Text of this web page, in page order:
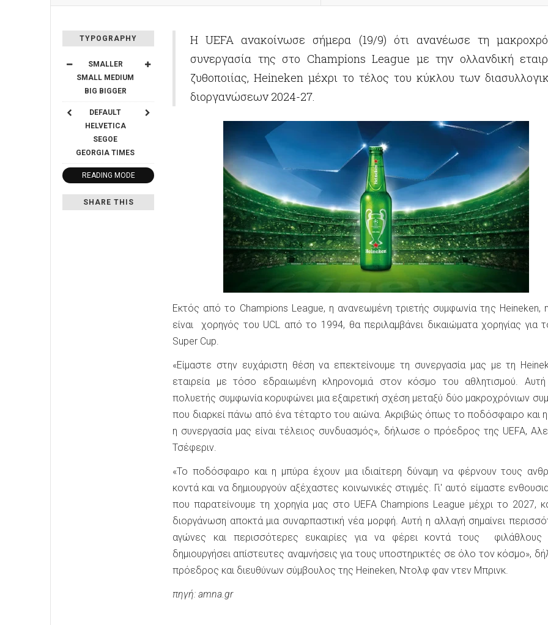
TYPOGRAPHY
SMALLER
SMALL MEDIUM
BIG BIGGER
DEFAULT
HELVETICA
SEGOE
GEORGIA TIMES
READING MODE
SHARE THIS
Η UEFA ανακοίνωσε σήμερα (19/9) ότι ανανέωσε τη
συνεργασία της στο Champions League με την ολλανδική
ζυθοποιίας, Heineken μέχρι το τέλος του κύκλου των
διοργανώσεων 2024-27.
Εκτός από το Champions League, η ανανεωμένη τριετής συμφωνία της Heineken,
είναι χορηγός του UCL από το 1994, θα περιλαμβάνει δικαιώματα χορηγίας για
Super Cup.
«Είμαστε στην ευχάριστη θέση να επεκτείνουμε τη συνεργασία μας με τη
εταιρεία με τόσο εδραιωμένη κληρονομιά στον κόσμο του αθλητισμού.
πολυετής συμφωνία κορυφώνει μια εξαιρετική σχέση μεταξύ δύο μακροχρόνιων
που διαρκεί πάνω από ένα τέταρτο του αιώνα. Ακριβώς όπως το ποδόσφαιρο και
η συνεργασία μας είναι τέλειος συνδυασμός», δήλωσε ο πρόεδρος της UEFA,
Τσέφεριν.
«Το ποδόσφαιρο και η μπύρα έχουν μια ιδιαίτερη δύναμη να φέρνουν τους
κοντά και να δημιουργούν αξέχαστες κοινωνικές στιγμές. Γι' αυτό είμαστε
που παρατείνουμε τη χορηγία μας στο UEFA Champions League μέχρι το 2027,
διοργάνωση αποκτά μια συναρπαστική νέα μορφή. Αυτή η αλλαγή σημαίνει
αγώνες και περισσότερες ευκαιρίες για να φέρει κοντά τους φιλάθλους
δημιουργήσει απίστευτες αναμνήσεις για τους υποστηρικτές σε όλο τον κόσμο»,
πρόεδρος και διευθύνων σύμβουλος της Heineken, Ντολφ φαν ντεν Μπρινκ.
πηγή: amna.gr